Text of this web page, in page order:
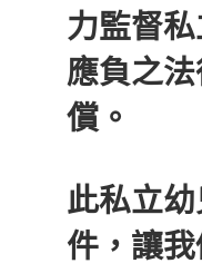
力監督
應負之
償。
此私立
件，讓